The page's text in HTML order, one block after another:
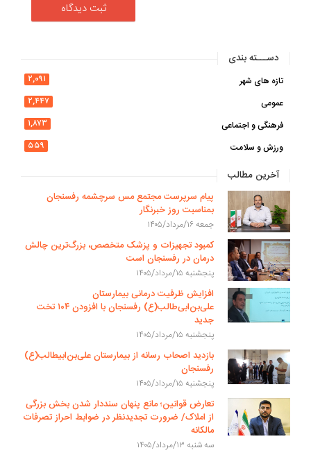
دســـته بندی
تازه های شهر
۲,۰۹۱
عمومی
۲,۴۴۷
فرهنگی و اجتماعی
۱,۸۷۳
ورزش و سلامت
۵۵۹
آخرین مطالب
پیام سرپرست مجتمع مس سرچشمه رفسنجان
بمناسبت روز خبرنگار
جمعه ۱۶/مرداد/۱۴۰۵
کمبود تجهیزات و پزشک متخصص، بزرگ‌ترین چالش
درمان در رفسنجان است
پنجشنبه ۱۵/مرداد/۱۴۰۵
افزایش ظرفیت درمانی بیمارستان
علی‌بن‌ابی‌طالب(ع) رفسنجان با افزودن ۱۰۴ تخت
جدید
پنجشنبه ۱۵/مرداد/۱۴۰۵
بازدید اصحاب رسانه از بیمارستان علی‌بن‌ابیطالب(ع)
رفسنجان
پنجشنبه ۱۵/مرداد/۱۴۰۵
تعارض قوانین؛ مانع پنهان سنددار شدن بخش بزرگی
از املاک/ ضرورت تجدیدنظر در ضوابط احراز تصرفات
مالکانه
سه شنبه ۱۳/مرداد/۱۴۰۵